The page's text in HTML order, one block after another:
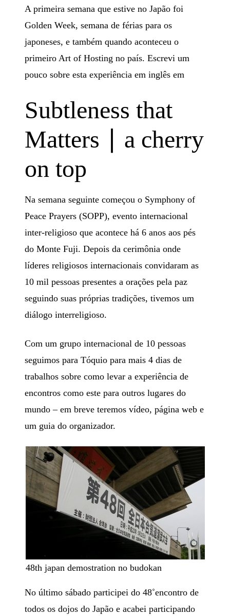
A primeira semana que estive no Japão foi
Golden Week, semana de férias para os
japoneses, e também quando aconteceu o
primeiro Art of Hosting no país. Escrevi um
pouco sobre esta experiência em inglês em
Subtleness that
Matters ∣ a cherry
on top
Na semana seguinte começou o Symphony of
Peace Prayers (SOPP), evento internacional
inter-religioso que acontece há 6 anos aos pés
do Monte Fuji. Depois da cerimônia onde
líderes religiosos internacionais convidaram as
10 mil pessoas presentes a orações pela paz
seguindo suas próprias tradições, tivemos um
diálogo interreligioso.
Com um grupo internacional de 10 pessoas
seguimos para Tóquio para mais 4 dias de
trabalhos sobre como levar a experiência de
encontros como este para outros lugares do
mundo – em breve teremos vídeo, página web e
um guia do organizador.
48th japan demostration no budokan
No último sábado participei do 48˚encontro de
todos os dojos do Japão e acabei participando